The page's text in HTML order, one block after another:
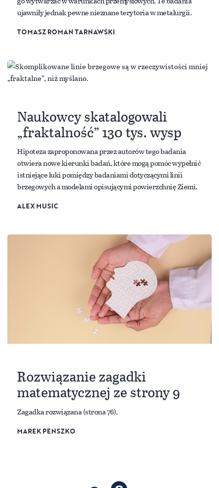
ujawniły jednak pewne nieznane terytoria w metalurgii.
TOMASZ ROMAN TARNAWSKI
Naukowcy skatalogowali
„fraktalność” 130 tys. wysp
Hipoteza zaproponowana przez autorów tego badania
otwiera nowe kierunki badań, które mogą pomóc wypełnić
istniejące luki pomiędzy badaniami dotyczącymi linii
brzegowych a modelami opisującymi powierzchnię Ziemi.
ALEX MUSIC
Rozwiązanie zagadki
matematycznej ze strony 9
Zagadka rozwiązana (strona 76).
MAREK PENSZKO